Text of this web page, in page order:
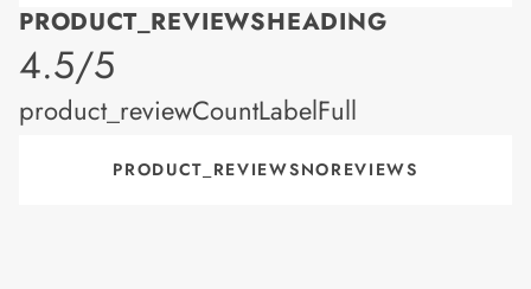
PRODUCT_REVIEWSHEADING
product_rating
4.5/5
product_reviewCountLabelFull
PRODUCT_REVIEWSNOREVIEWS